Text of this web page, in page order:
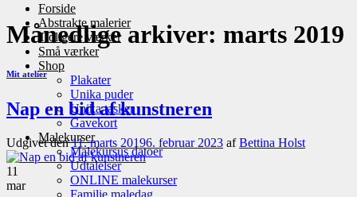
Forside
Abstrakte malerier
Tidligere værker
Små værker
Shop
Plakater
Unika puder
Unika tasker
Gavekort
Malekurser
Malekursus datoer
Udtalelser
ONLINE malekurser
Familie maledag
Månedlige arkiver: marts 2019
Mit atelier
Nap en bid af kunstneren
Udgivet den11. marts 20196. februar 2023 afBettina Holst
11
mar